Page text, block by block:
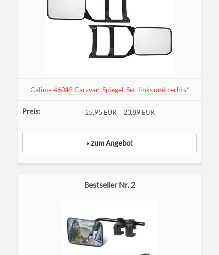
Calima 46042 Caravan-Spiegel-Set, links und rechts*
25,95 EUR 23,89 EUR
» zum Angebot
2